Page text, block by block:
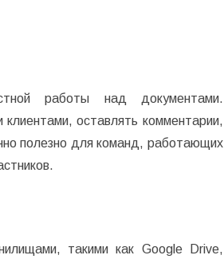
работы над документами.
оставлять комментарии,
полезно для команд, работающих
такими как Google Drive,